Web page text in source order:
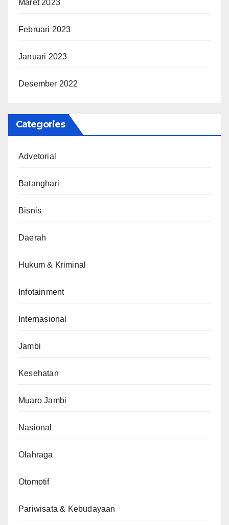
Maret 2023
Februari 2023
Januari 2023
Desember 2022
Categories
Advetorial
Batanghari
Bisnis
Daerah
Hukum & Kriminal
Infotainment
Internasional
Jambi
Kesehatan
Muaro Jambi
Nasional
Olahraga
Otomotif
Pariwisata & Kebudayaan